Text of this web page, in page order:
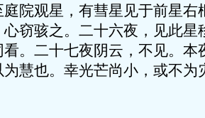
院观星，有彗星见于前星右
窃骇之。二十六夜，见此星
。二十七夜阴云，不见。本
慧也。幸光芒尚小，或不为